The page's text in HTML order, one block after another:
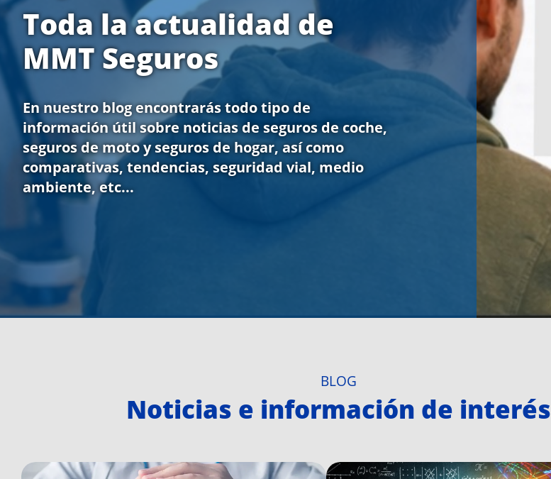
Toda la actualidad de
MMT Seguros
En nuestro blog encontrarás todo tipo de
información útil sobre noticias de seguros de coche,
seguros de moto y seguros de hogar, así como
comparativas, tendencias, seguridad vial, medio
ambiente, etc...
BLOG
Noticias e información de interés